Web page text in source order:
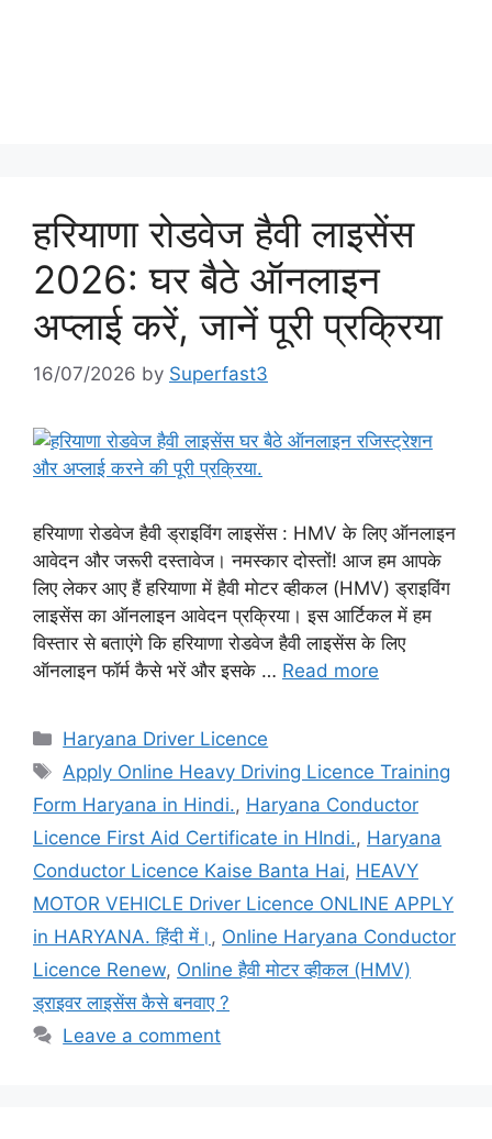
हरियाणा रोडवेज हैवी लाइसेंस
2026: घर बैठे ऑनलाइन
अप्लाई करें, जानें पूरी प्रक्रिया
16/07/2026 by Superfast3
हरियाणा रोडवेज हैवी ड्राइविंग लाइसेंस : HMV के लिए ऑनलाइन
आवेदन और जरूरी दस्तावेज। नमस्कार दोस्तों! आज हम आपके
लिए लेकर आए हैं हरियाणा में हैवी मोटर व्हीकल (HMV) ड्राइविंग
लाइसेंस का ऑनलाइन आवेदन प्रक्रिया। इस आर्टिकल में हम
विस्तार से बताएंगे कि हरियाणा रोडवेज हैवी लाइसेंस के लिए
ऑनलाइन फॉर्म कैसे भरें और इसके … Read more
Categories
Haryana Driver Licence
Tags
Apply Online Heavy Driving Licence Training
Form Haryana in Hindi., Haryana Conductor
Licence First Aid Certificate in HIndi., Haryana
Conductor Licence Kaise Banta Hai, HEAVY
MOTOR VEHICLE Driver Licence ONLINE APPLY
in HARYANA. हिंदी में। , Online Haryana Conductor
Licence Renew, Online हैवी मोटर व्हीकल (HMV)
ड्राइवर लाइसेंस कैसे बनवाए ?
Leave a comment